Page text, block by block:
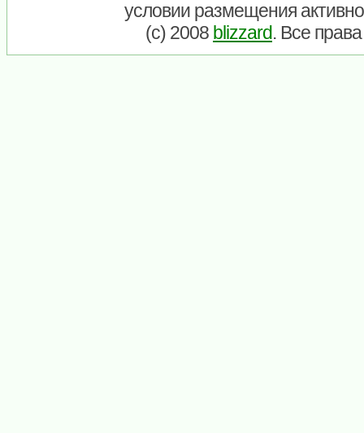
условии размещения
(c) 2008 blizzard. Все